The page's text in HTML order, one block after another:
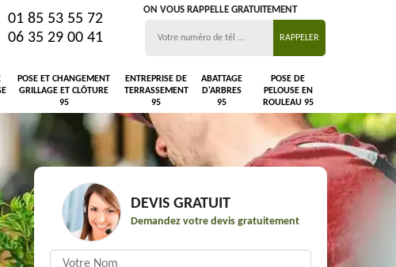
01 85 53 55 72
06 35 29 00 41
ON VOUS RAPPELLE GRATUITEMENT
POSE ET CHANGEMENT
GRILLAGE ET CLÔTURE
95
ENTREPRISE DE
TERRASSEMENT
95
ABATTAGE
D'ARBRES
95
POSE DE
PELOUSE EN
ROULEAU 95
DEVIS GRATUIT
Demandez votre devis gratuitement